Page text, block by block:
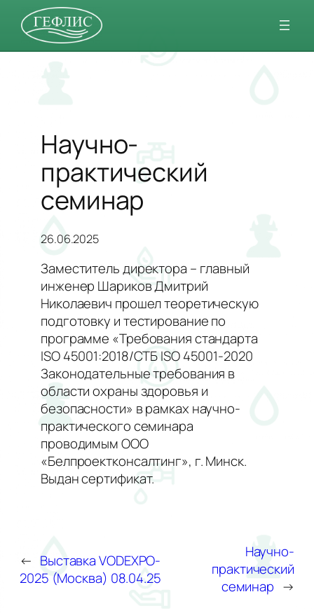
содержимому
Научно-
практический
семинар
26.06.2025
Заместитель директора – главный
инженер Шариков Дмитрий
Николаевич прошел теоретическую
подготовку и тестирование по
программе «Требования стандарта
ISO 45001:2018/СТБ ISO 45001-2020
Законодательные требования в
области охраны здоровья и
безопасности» в рамках научно-
практического семинара
проводимым ООО
«Белпроектконсалтинг», г. Минск.
Выдан сертификат.
← Выставка VODEXPO-
2025 (Москва) 08.04.25
Научно-
практический
семинар →